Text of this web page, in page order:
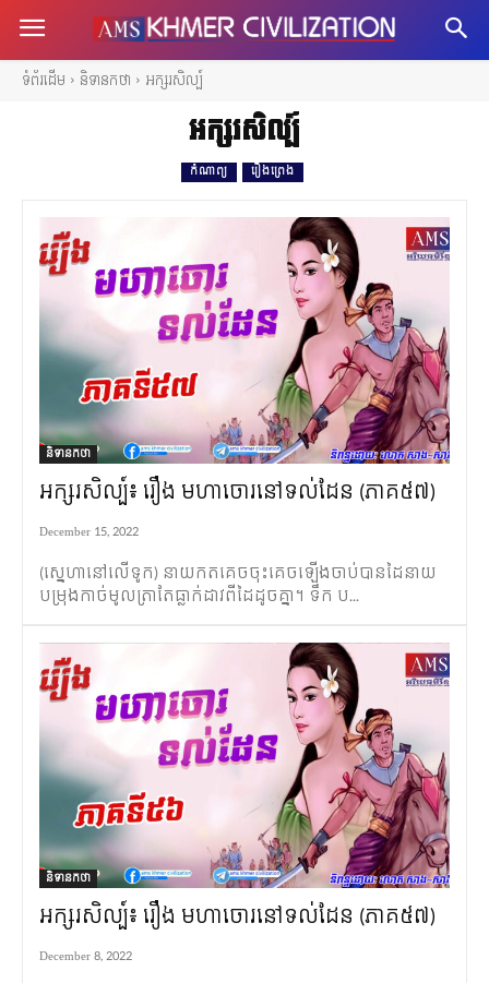
ទំព័រដើម និទានកថា អក្សរសិល្ប៍
អក្សរសិល្ប៍
កំណាព្យ រឿងព្រេង
និទានកថា
អក្សរសិល្ប៍៖ រឿង មហាចោរនៅទល់ដែន (ភាគ៥៧)
December 15, 2022
(ស្នេហានៅលើទូក) នាយកតគេចចុះគេចឡើងចាប់បានដៃនាយ
បម្រុងកាច់មូលត្រាតែធ្លាក់ដាវពីដៃដូចគ្នា។ ទឹក ប...
និទានកថា
អក្សរសិល្ប៍៖ រឿង មហាចោរនៅទល់ដែន (ភាគ៥៧)
December 8, 2022